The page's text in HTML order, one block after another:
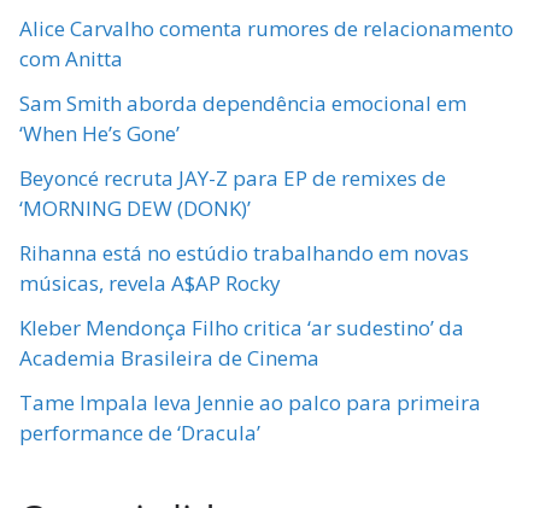
Alice Carvalho comenta rumores de relacionamento
com Anitta
Sam Smith aborda dependência emocional em
‘When He’s Gone’
Beyoncé recruta JAY-Z para EP de remixes de
‘MORNING DEW (DONK)’
Rihanna está no estúdio trabalhando em novas
músicas, revela A$AP Rocky
Kleber Mendonça Filho critica ‘ar sudestino’ da
Academia Brasileira de Cinema
Tame Impala leva Jennie ao palco para primeira
performance de ‘Dracula’